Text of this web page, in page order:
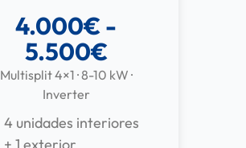
4.000€ -
5.500€
Multisplit 4×1 · 8-10 kW ·
Inverter
4 unidades interiores